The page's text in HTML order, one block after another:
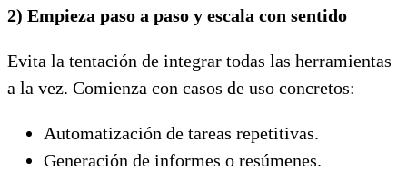
2) Empieza paso a paso y escala con sentido
Evita la tentación de integrar todas las herramientas
a la vez. Comienza con casos de uso concretos:
Automatización de tareas repetitivas.
Generación de informes o resúmenes.